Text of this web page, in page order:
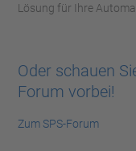
Lösung für Ihre
Oder schauen
Forum vorbei!
Zum SPS-Forum